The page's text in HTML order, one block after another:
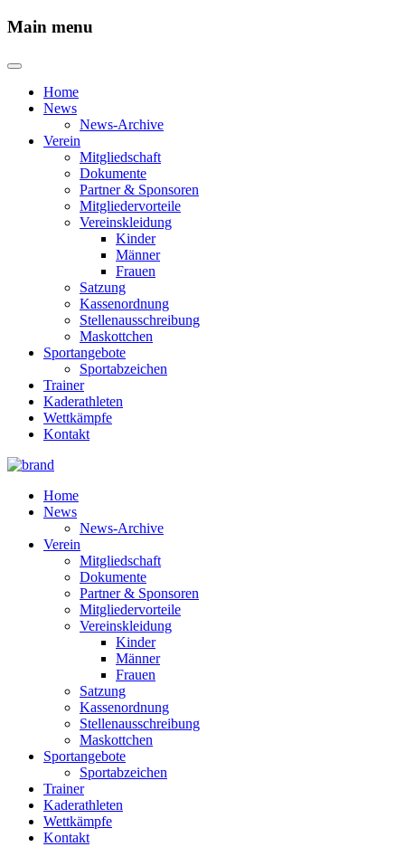
Main menu
Home
News
News-Archive
Verein
Mitgliedschaft
Dokumente
Partner & Sponsoren
Mitgliedervorteile
Vereinskleidung
Kinder
Männer
Frauen
Satzung
Kassenordnung
Stellenausschreibung
Maskottchen
Sportangebote
Sportabzeichen
Trainer
Kaderathleten
Wettkämpfe
Kontakt
Home
News
News-Archive
Verein
Mitgliedschaft
Dokumente
Partner & Sponsoren
Mitgliedervorteile
Vereinskleidung
Kinder
Männer
Frauen
Satzung
Kassenordnung
Stellenausschreibung
Maskottchen
Sportangebote
Sportabzeichen
Trainer
Kaderathleten
Wettkämpfe
Kontakt